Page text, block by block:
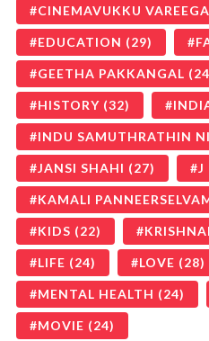
CINEMAVUKKU
EDUCATION (29)
GEETHA PAKKANGAL
HISTORY (32)
INDU SAMUTHRATHIN
JANSI SHAHI (27) J
KAMALI
KIDS (22)
LIFE (24) LOVE (28)
MENTAL HEALTH (24)
MOVIE (24)